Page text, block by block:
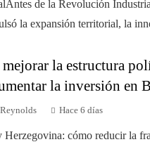
de la Revolución
la expansión territorial, la
la estructura
la inversión en
Hace 6 días
Herzegovina: cómo reducir la